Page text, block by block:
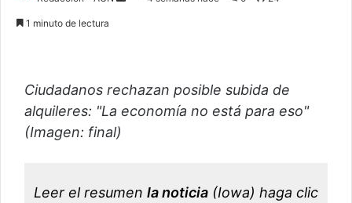
r
u
1 minuto de lectura
Ciudadanos rechazan posible subida de
alquileres: "La economía no está para eso"
(Imagen: final)
Leer el resumen la noticia (Iowa) haga clic